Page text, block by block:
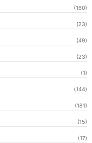
(160)
(23)
(49)
(23)
(1)
(144)
(181)
(15)
(17)